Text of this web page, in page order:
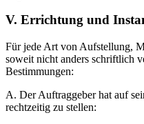
V. Errichtung und
Für jede Art von Aufstellung,
soweit nicht anders schriftlich
Bestimmungen:
A. Der Auftraggeber hat auf
rechtzeitig zu stellen: